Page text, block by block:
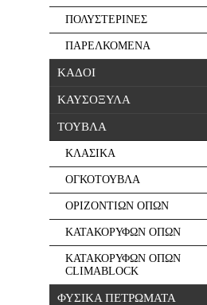
ΠΟΛΥΣΤΕΡΙΝΕΣ
ΠΑΡΕΛΚΟΜΕΝΑ
ΚΑΔΟΙ
ΚΑΥΣΟΞΥΛΑ
ΤΟΥΒΛΑ
ΚΛΑΣΙΚΑ
ΟΓΚΟΤΟΥΒΛΑ
ΟΡΙΖΟΝΤΙΩΝ ΟΠΩΝ
ΚΑΤΑΚΟΡΥΦΩΝ ΟΠΩΝ
ΚΑΤΑΚΟΡΥΦΩΝ ΟΠΩΝ
CLIMABLOCK
ΦΥΣΙΚΑ ΠΕΤΡΩΜΑΤΑ